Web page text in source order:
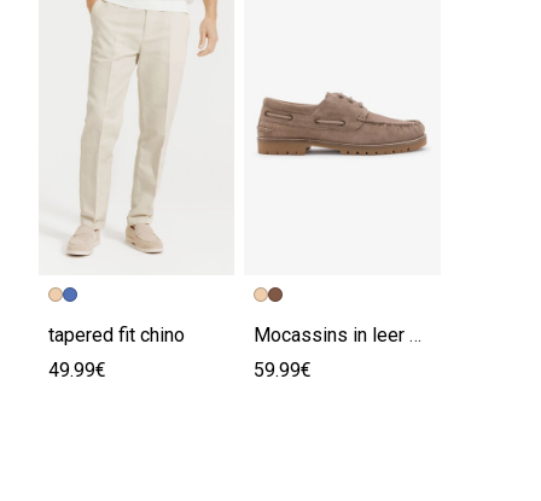
tapered fit chino
49.99€
Mocassins in leer met geribbelde zolen
59.99€